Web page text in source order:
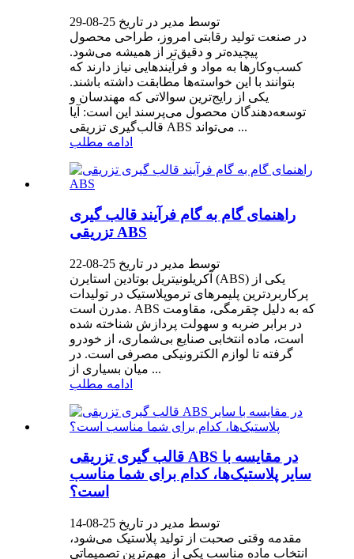
توسط مدیر در تاریخ 25-08-29
در صنعت تولید رقابتی امروز، طراحی محصول
پیچیده‌تر و دقیق‌تر از همیشه می‌شود.
کسب‌وکارها به مواد و فرآیندهایی نیاز دارند که
بتوانند با این خواسته‌ها مطابقت داشته باشند.
یکی از رایج‌ترین سوالاتی که مهندسان و
توسعه‌دهندگان محصول می‌پرسند این است: آیا
قالب‌گیری تزریقی ABS می‌تواند ...
ادامه مطلب
راهنمای گام به گام فرآیند قالب گیری
تزریقی ABS
توسط مدیر در تاریخ 25-08-22
آکریلونیتریل بوتادین استایرن (ABS) یکی از
پرکاربردترین پلیمرهای ترموپلاستیک در تولیدات
مدرن است. ABS که به دلیل چقرمگی، مقاومت
در برابر ضربه و سهولت پردازش شناخته شده
است، ماده انتخابی صنایع بی‌شماری، از خودرو
گرفته تا لوازم الکترونیکی مصرفی است. در
میان بسیاری از ...
ادامه مطلب
قالب گیری تزریقی ABS در مقایسه با
سایر پلاستیک‌ها، کدام برای شما مناسب
است؟
توسط مدیر در تاریخ 25-08-14
مقدمه وقتی صحبت از تولید پلاستیک می‌شود،
انتخاب ماده مناسب یکی از مهم‌ترین تصمیماتی